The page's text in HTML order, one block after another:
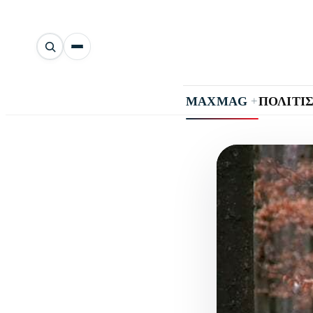
Αναζήτηση
άρθρων
MAXMAG +